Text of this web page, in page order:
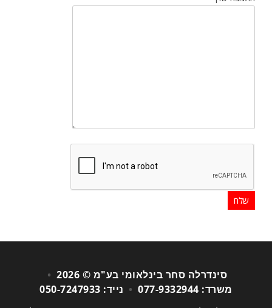
סינדרלה סחר בינלאומי בע"מ © 2026
•
משרד: 077-9332944
• נייד: 050-7247933